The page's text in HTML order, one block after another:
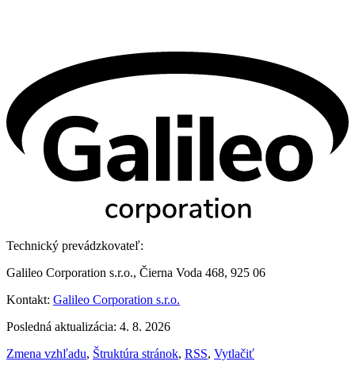
Technický prevádzkovateľ:
Galileo Corporation s.r.o., Čierna Voda 468, 925 06
Kontakt: Galileo Corporation s.r.o.
Posledná aktualizácia: 4. 8. 2026
Zmena vzhľadu, Štruktúra stránok, RSS, Vytlačiť